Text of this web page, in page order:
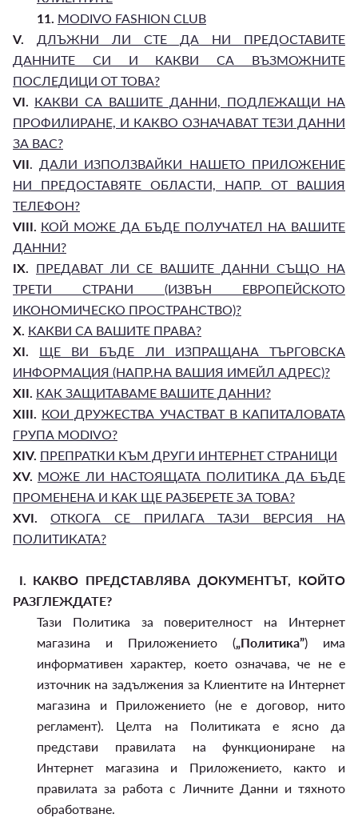
11. MODIVO FASHION CLUB
V.
ДЛЪЖНИ ЛИ СТЕ ДА НИ ПРЕДОСТАВИТЕ
ДАННИТЕ СИ И КАКВИ СА ВЪЗМОЖНИТЕ
ПОСЛЕДИЦИ ОТ ТОВА?
VI. КАКВИ СА ВАШИТЕ ДАННИ, ПОДЛЕЖАЩИ НА
ПРОФИЛИРАНЕ, И КАКВО ОЗНАЧАВАТ ТЕЗИ ДАННИ
ЗА ВАС?
VII. ДАЛИ ИЗПОЛЗВАЙКИ НАШЕТО ПРИЛОЖЕНИЕ
НИ ПРЕДОСТАВЯТЕ ОБЛАСТИ, НАПР. ОТ ВАШИЯ
ТЕЛЕФОН?
VIII. КОЙ МОЖЕ ДА БЪДЕ ПОЛУЧАТЕЛ НА ВАШИТЕ
ДАННИ?
IX. ПРЕДАВАТ ЛИ СЕ ВАШИТЕ ДАННИ СЪЩО НА
ТРЕТИ СТРАНИ (ИЗВЪН ЕВРОПЕЙСКОТО
ИКОНОМИЧЕСКО ПРОСТРАНСТВО)?
X. КАКВИ СА ВАШИТЕ ПРАВА?
XI.
ЩЕ ВИ БЪДЕ ЛИ ИЗПРАЩАНА ТЪРГОВСКА
ИНФОРМАЦИЯ (НАПР.НА ВАШИЯ ИМЕЙЛ АДРЕС)?
XII. КАК ЗАЩИТАВАМЕ ВАШИТЕ ДАННИ?
XIII. КОИ ДРУЖЕСТВА УЧАСТВАТ В КАПИТАЛОВАТА
ГРУПА MODIVO?
XIV. ПРЕПРАТКИ КЪМ ДРУГИ ИНТЕРНЕТ СТРАНИЦИ
XV. МОЖЕ ЛИ НАСТОЯЩАТА ПОЛИТИКА ДА БЪДЕ
ПРОМЕНЕНА И КАК ЩЕ РАЗБЕРЕТЕ ЗА ТОВА?
XVI.
ОТКОГА СЕ ПРИЛАГА ТАЗИ ВЕРСИЯ НА
ПОЛИТИКАТА?
I. КАКВО ПРЕДСТАВЛЯВА ДОКУМЕНТЪТ, КОЙТО
РАЗГЛЕЖДАТЕ?
Тази Политика за поверителност на Интернет
магазина и Приложението („Политика”) има
информативен характер, което означава, че не е
източник на задължения за Клиентите на Интернет
магазина и Приложението (не е договор, нито
регламент). Целта на Политиката е ясно да
представи правилата на функциониране на
Интернет магазина и Приложението, както и
правилата за работа с Личните Данни и тяхното
обработване.